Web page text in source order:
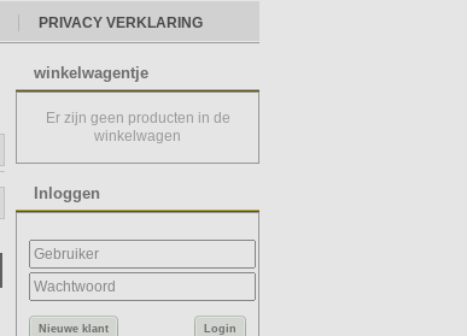
PRIVACY VERKLARING
winkelwagentje
Er zijn geen producten in de
winkelwagen
Inloggen
Nieuwe klant Login